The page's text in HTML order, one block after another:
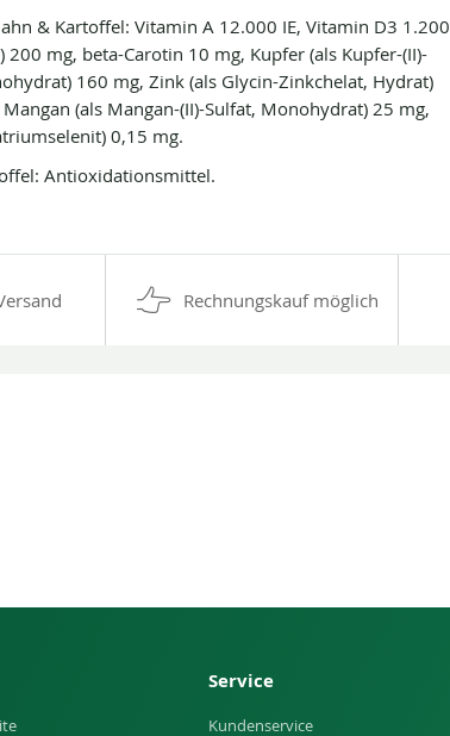
& Kartoffel: Vitamin A 12.000 IE, Vitamin D3 1.200
mg, beta-Carotin 10 mg, Kupfer (als Kupfer-(II)-
160 mg, Zink (als Glycin-Zinkchelat, Hydrat)
(als Mangan-(II)-Sulfat, Monohydrat) 25 mg,
0,15 mg.
Antioxidationsmittel.
Rechnungskauf möglich
Service
Kundenservice